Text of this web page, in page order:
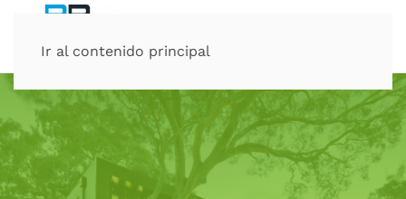
Ir al contenido principal